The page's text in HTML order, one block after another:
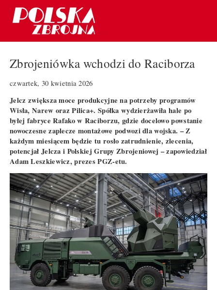
Zbrojeniówka wchodzi do Raciborza
czwartek, 30 kwietnia 2026
Jelcz zwiększa moce produkcyjne na potrzeby programów
Wisła, Narew oraz Pilica+. Spółka wydzierżawiła hale po
byłej fabryce Rafako w Raciborzu, gdzie docelowo powstanie
nowoczesne zaplecze montażowe podwozi dla wojska. – Z
każdym miesiącem będzie tu rosło zatrudnienie, zlecenia,
potencjał Jelcza i Polskiej Grupy Zbrojeniowej – zapowiedział
Adam Leszkiewicz, prezes PGZ-etu.